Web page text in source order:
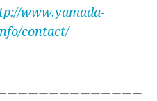
www.yamada-
contact/
ーーーーーーーーーーーーー